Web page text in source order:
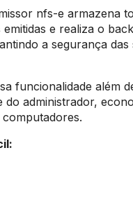
nfs-e armazena
emitidas e realiza o
a segurança das
funcionalidade além
do administrador,